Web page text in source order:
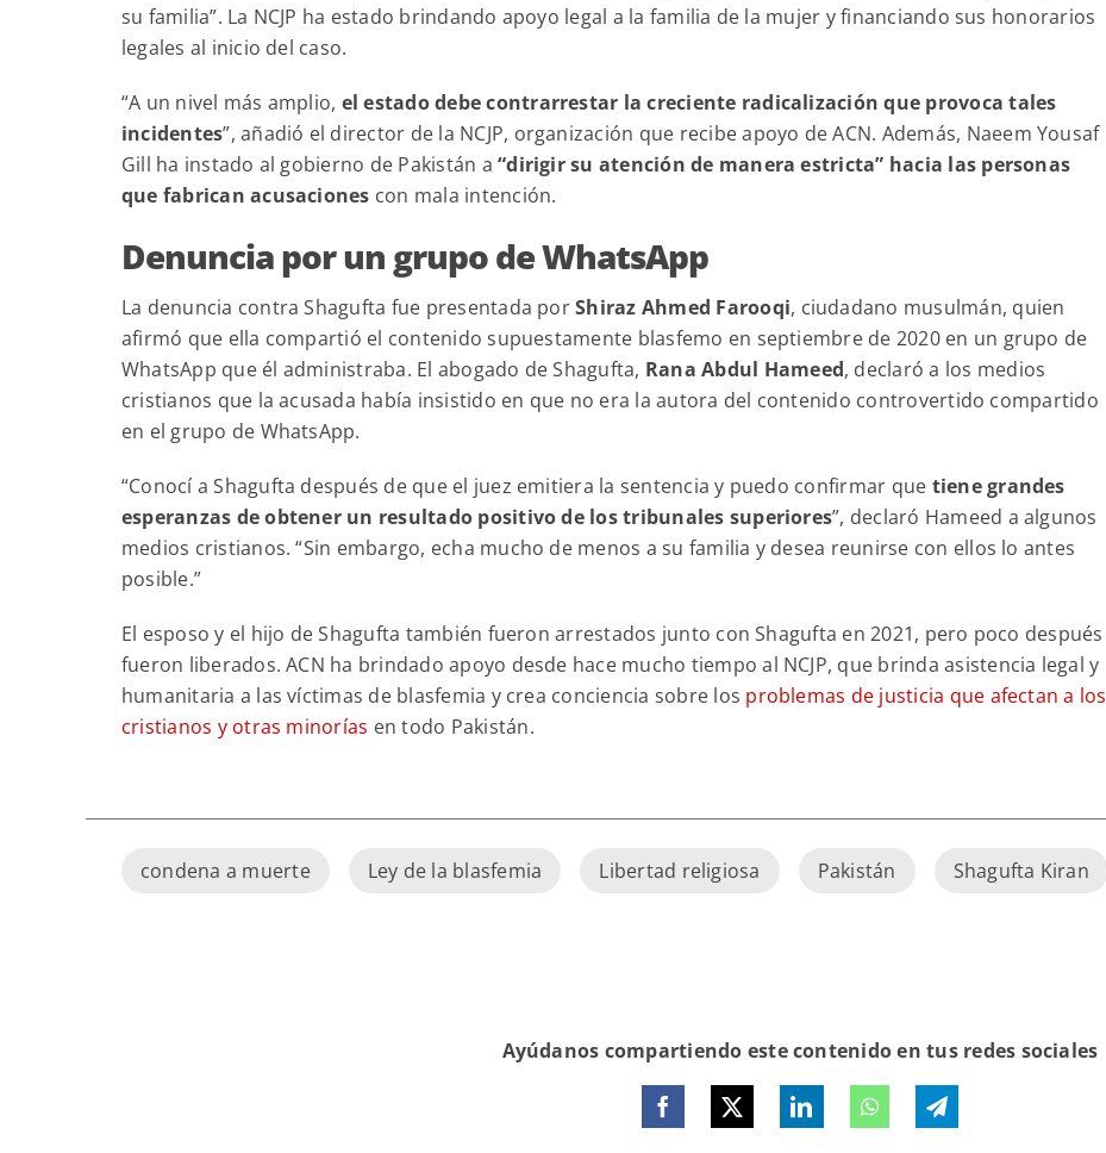
su familia”. La NCJP ha estado brindando apoyo legal a la familia de la mujer y financiando sus honorarios
legales al inicio del caso.
“A un nivel más amplio, el estado debe contrarrestar la creciente radicalización que provoca tales
incidentes”, añadió el director de la NCJP, organización que recibe apoyo de ACN. Además, Naeem Yousaf
Gill ha instado al gobierno de Pakistán a“dirigir su atención de manera estricta” hacia las personas
que fabrican acusaciones con mala intención.
Denuncia por un grupo de WhatsApp
La denuncia contra Shagufta fue presentada porShiraz Ahmed Farooqi, ciudadano musulmán, quien
afirmó que ella compartió el contenido supuestamente blasfemo en septiembre de 2020 en un grupo de
WhatsApp que él administraba. El abogado de Shagufta, Rana Abdul Hameed, declaró a los medios
cristianos que la acusada había insistido en que no era la autora del contenido controvertido compartido
en el grupo de WhatsApp.
“Conocí a Shagufta después de que el juez emitiera la sentencia y puedo confirmar que tiene grandes
esperanzas de obtener un resultado positivo de los tribunales superiores”, declaró Hameed a algunos
medios cristianos. “Sin embargo, echa mucho de menos a su familia y desea reunirse con ellos lo antes
posible.”
El esposo y el hijo de Shagufta también fueron arrestados junto con Shagufta en 2021, pero poco después
fueron liberados. ACN ha brindado apoyo desde hace mucho tiempo al NCJP, que brinda asistencia legal y
humanitaria a las víctimas de blasfemia y crea conciencia sobre los problemas de justicia que afectan a los
cristianos y otras minorías en todo Pakistán.
condena a muerte Ley de la blasfemia Libertad religiosa Pakistán Shagufta Kiran
Ayúdanos compartiendo este contenido en tus redes sociales